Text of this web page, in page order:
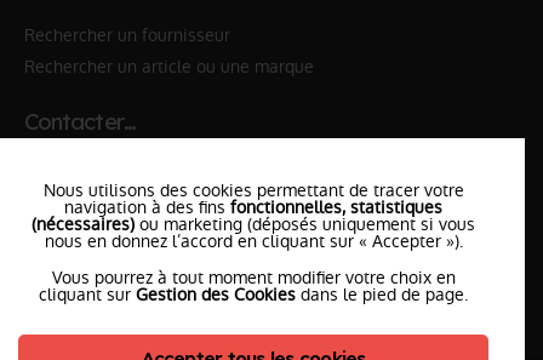
Rechercher un fournisseur
Rechercher un article ou une marque
Contacter…
✆ 18№National Sapeurs-Pompiers
le SDISle plus proche
l'équipePompierCenter
Nous utilisons des cookies permettant de tracer votre
navigation à des fins fonctionnelles, statistiques
(nécessaires) ou marketing (déposés uniquement si vous
nous en donnez l’accord en cliquant sur « Accepter »).
Vous pourrez à tout moment modifier votre choix en
cliquant sur Gestion des Cookies dans le pied de page.